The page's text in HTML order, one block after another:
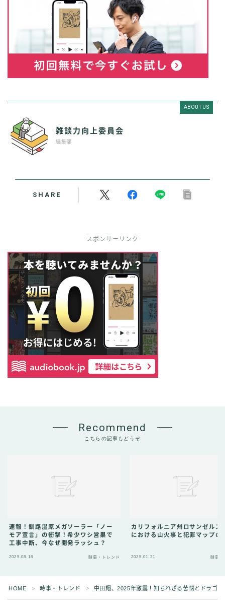
ABOUT US
雑談力向上委員会
編集部
SHARE
スポンサーリンク
Recommend
こちらの記事もどうぞ
速報！釧路湿原メガソーラー「ノー
モア宣言」の衝撃！希少ワシ営巣で
工事中断、今なぜ開発ラッシュ？
2025.08.18 時事・トレンド
カリフォルニア州ロサンゼルス
における山火事と犯罪マップの
2025.01.21 時事・
HOME ＞ 時事・トレンド ＞ 中田翔、2025年激震！知られざる苦悩とドラゴ